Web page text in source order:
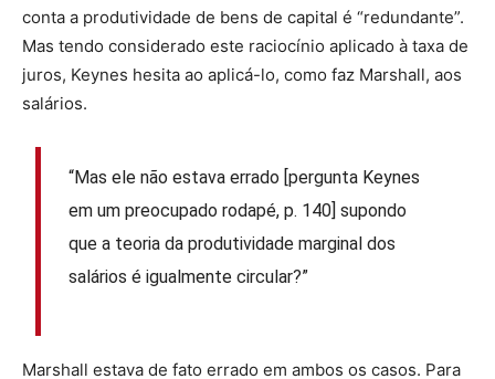
conta a produtividade de bens de capital é “redundante”.
Mas tendo considerado este raciocínio aplicado à taxa de
juros, Keynes hesita ao aplicá-lo, como faz Marshall, aos
salários.
“Mas ele não estava errado [pergunta Keynes
em um preocupado rodapé, p. 140] supondo
que a teoria da produtividade marginal dos
salários é igualmente circular?”
Marshall estava de fato errado em ambos os casos. Para